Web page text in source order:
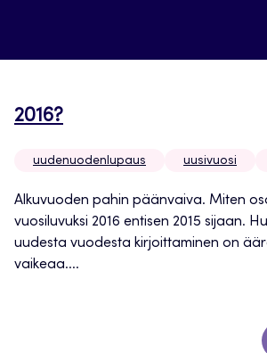
2016?
uudenuodenlupaus uusivuosi
Alkuvuoden pahin päänvaiva. Miten
vuosiluvuksi 2016 entisen 2015 sijaan.
uudesta vuodesta kirjoittaminen on
vaikeaa....